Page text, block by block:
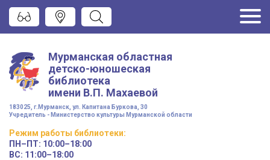
Мурманская областная
детско-юношеская
библиотека
имени В.П. Махаевой
183025, г.Мурманск, ул. Капитана Буркова, 30
Учредитель - Министерство культуры Мурманской области
Режим работы библиотеки:
ПН–ПТ: 10:00–18:00
ВС: 11:00–18:00